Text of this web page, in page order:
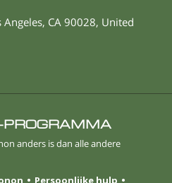
Angeles, CA 90028, United
PROGRAMMA
anders is dan alle andere
Persoonlijke hulp